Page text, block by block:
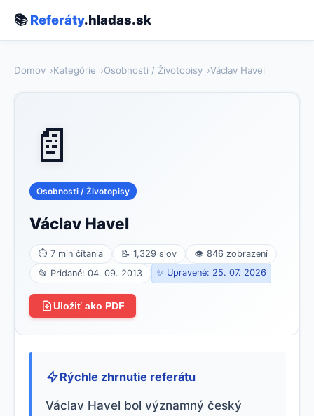
📚Referáty.hladas.sk
Domov Kategórie Osobnosti / Životopisy Václav Havel
📄
Osobnosti / Životopisy
Václav Havel
⏱ 7 min čítania 📝 1,329 slov
👁 846 zobrazení
📂 Pridané: 04. 09. 2013
✨ Upravené: 25. 07. 2026
Uložiť ako PDF
Rýchle zhrnutie referátu
Václav Havel bol významný český